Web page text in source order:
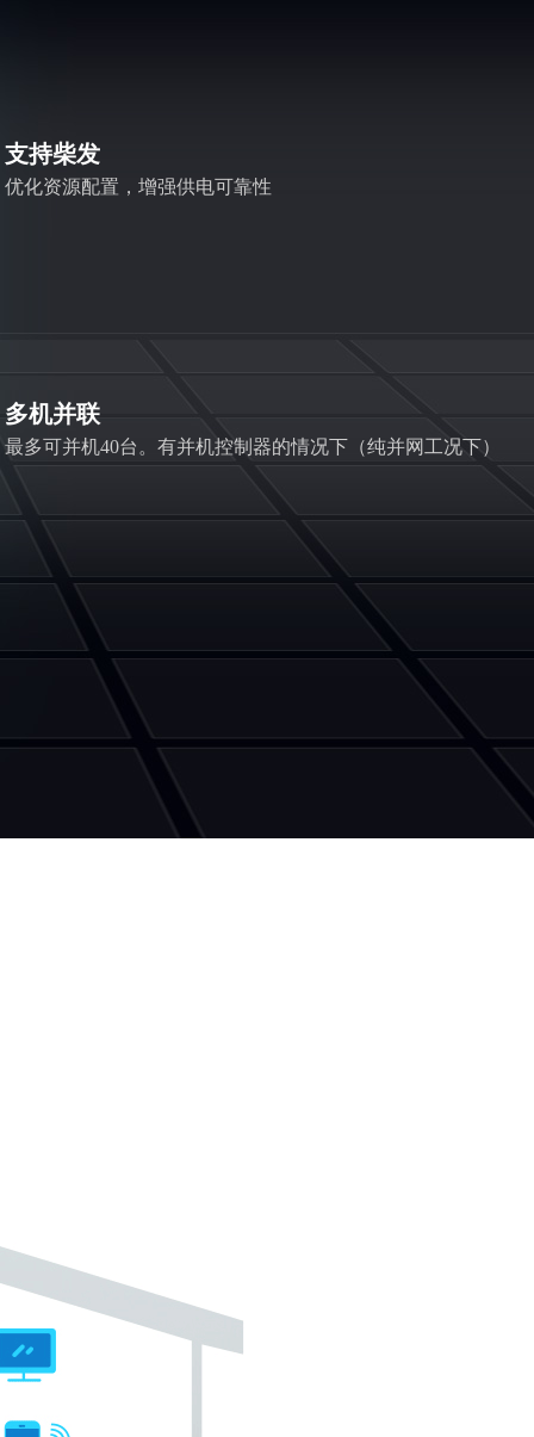
支持柴发
优化资源配置，增强供电可靠性
多机并联
最多可并机40台。有并机控制器的情况下（纯并网工况下）